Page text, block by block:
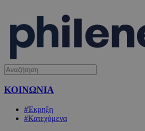
ΚΟΙΝΩΝΙΑ
#Έκρηξη
#Κατεχόμενα